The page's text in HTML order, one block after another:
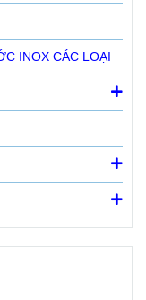
INOX CÁC LOẠI